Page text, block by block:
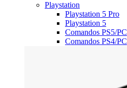
Playstation
Playstation 5 Pro
Playstation 5
Comandos PS5/PC
Comandos PS4/PC